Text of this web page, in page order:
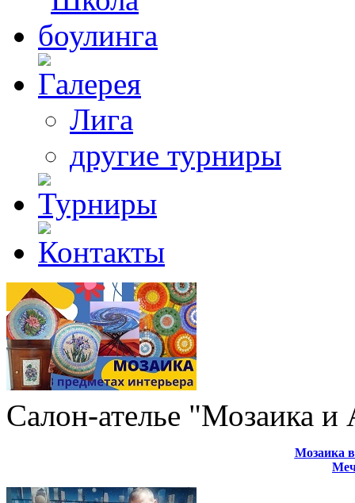
Лига
другие турниры
Салон-ателье "Мозаика
Мозаика в